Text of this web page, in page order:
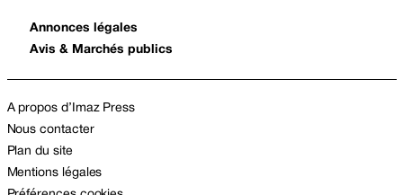
Annonces légales
Avis & Marchés publics
A propos d’Imaz Press
Nous contacter
Plan du site
Mentions légales